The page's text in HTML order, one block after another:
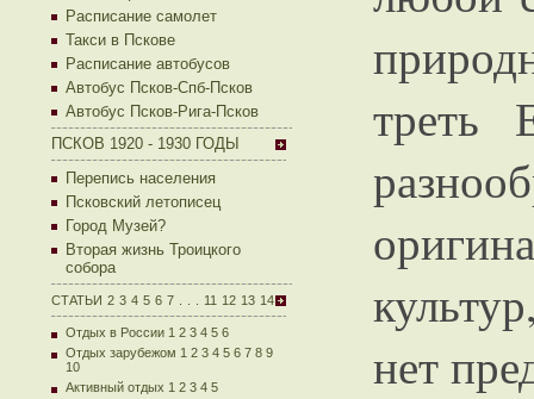
Расписание самолет
Такси в Пскове
Расписание автобусов
Автобус Псков-Спб-Псков
Автобус Псков-Рига-Псков
ПСКОВ 1920 - 1930 ГОДЫ
Перепись населения
Псковский летописец
Город Музей?
Вторая жизнь Троицкого
собора
СТАТЬИ 2 3 4 5 6 7 11 12 13 14
Отдых в России 1 2 3 4 5 6
Отдых зарубежом 1 2 3 4 5 6 7 8 9
10
Активный отдых 1 2 3 4 5
треть
нет